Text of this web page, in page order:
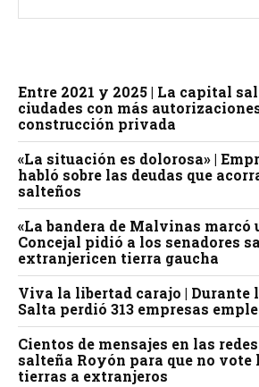
Entre 2021 y 2025 | La capital
ciudades con más
construcción privada
«La situación es dolorosa» |
habló sobre las deudas que
salteños
«La bandera de Malvinas marcó
Concejal pidió a los senadores
extranjericen tierra gaucha
Viva la libertad carajo | Durante
Salta perdió 313 empresas
Cientos de mensajes en las
salteña Royón para que no vote
tierras a extranjeros